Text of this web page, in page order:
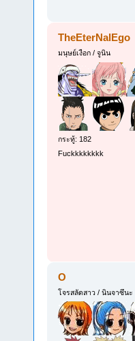
TheEterNalEgo
มนุษย์เงือก / จูนิน
กระทู้: 182
Fuckkkkkkkk
O
โจรสลัดสาว / นินจาซึนะ